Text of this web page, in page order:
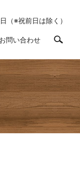
（※祝前日は除く）
お問い合わせ search